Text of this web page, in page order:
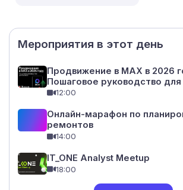
Мероприятия в этот день
Продвижение в МАХ в 2026
Пошаговое руководство для
12:00
Онлайн-марафон по
ремонтов
14:00
IT_ONE Analyst Meetup
18:00